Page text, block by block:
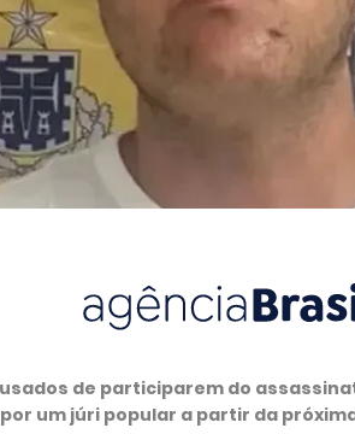
de participarem do
um júri popular a partir da